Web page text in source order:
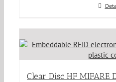
Clear Disc HF MIFARE